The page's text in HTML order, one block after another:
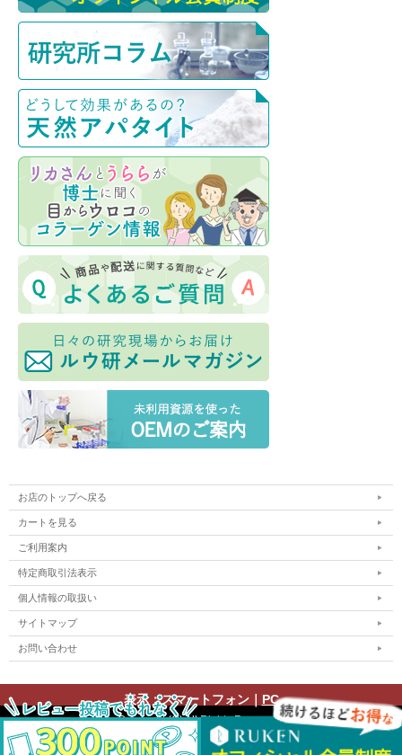
お店のトップへ戻る
カートを見る
ご利用案内
特定商取引法表示
個人情報の取扱い
サイトマップ
お問い合わせ
表示：スマートフォン｜ PC
Copyright (C) All Rights Reserved.